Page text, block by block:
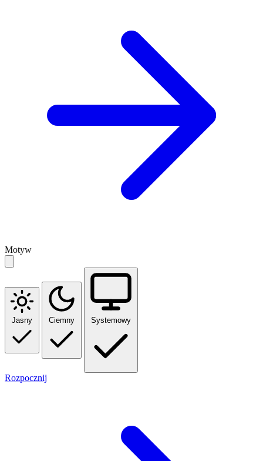
Motyw
Jasny Ciemny Systemowy
Rozpocznij